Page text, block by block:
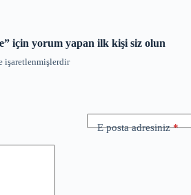
için yorum yapan ilk kişi siz olun
işaretlenmişlerdir
E posta adresiniz*